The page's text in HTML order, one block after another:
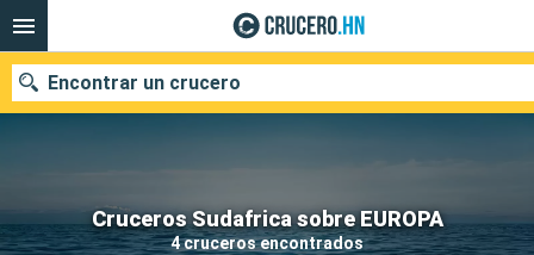
Cruceros Sudafrica sobre EUROPA
4 cruceros encontrados
Encontrar un crucero
Nuestros destinos